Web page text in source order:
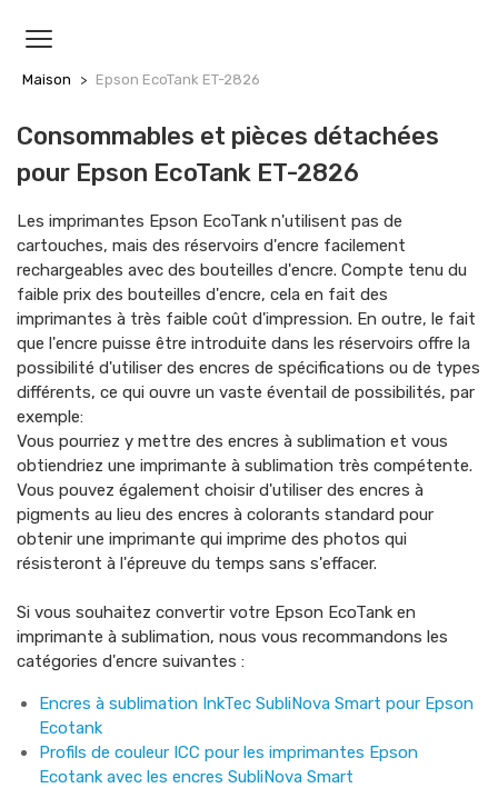
Maison Epson EcoTank ET-2826
Consommables et pièces détachées
pour Epson EcoTank ET-2826
Les imprimantes Epson EcoTank n'utilisent pas de
cartouches, mais des réservoirs d'encre facilement
rechargeables avec des bouteilles d'encre. Compte tenu du
faible prix des bouteilles d'encre, cela en fait des
imprimantes à très faible coût d'impression. En outre, le fait
que l'encre puisse être introduite dans les réservoirs offre la
possibilité d'utiliser des encres de spécifications ou de types
différents, ce qui ouvre un vaste éventail de possibilités, par
exemple:
Vous pourriez y mettre des encres à sublimation et vous
obtiendriez une imprimante à sublimation très compétente.
Vous pouvez également choisir d'utiliser des encres à
pigments au lieu des encres à colorants standard pour
obtenir une imprimante qui imprime des photos qui
résisteront à l'épreuve du temps sans s'effacer.
Si vous souhaitez convertir votre Epson EcoTank en
imprimante à sublimation, nous vous recommandons les
catégories d'encre suivantes :
Encres à sublimation InkTec SubliNova Smart pour Epson
Ecotank
Profils de couleur ICC pour les imprimantes Epson
Ecotank avec les encres SubliNova Smart